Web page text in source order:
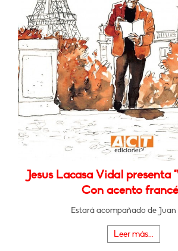
Jesus Lacasa Vidal presenta
Con acento
Estará acompañado de Juan
Leer más...